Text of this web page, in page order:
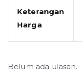
Keterangan
Harga
Belum ada ulasan.